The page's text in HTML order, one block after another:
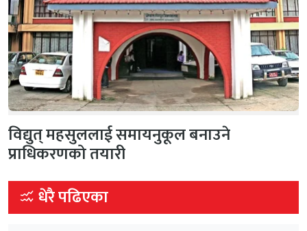
विद्युत् महसुललाई समायनुकूल बनाउने
प्राधिकरणको तयारी
धेरै पढिएका